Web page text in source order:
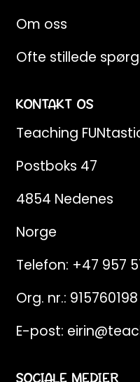
Om oss
Ofte stillede
KONTAKT OS
Teaching
Postboks 47
4854 Nedenes
Norge
Telefon: +47 957
Org. nr.: 915760198
E-post:
SOCIALE MEDIER